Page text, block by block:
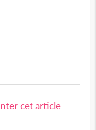
cet article